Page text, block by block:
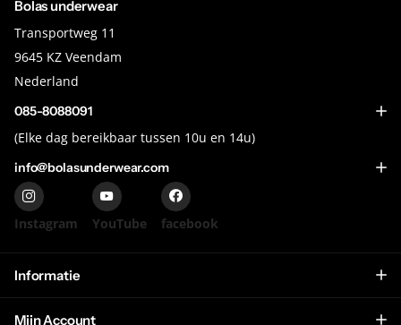
Bolas underwear
Transportweg 11
9645 KZ Veendam
Nederland
085-8088091
(Elke dag bereikbaar tussen 10u en 14u)
info@bolasunderwear.com
Instagram YouTube facebook